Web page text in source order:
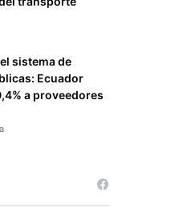
sistema de
Ecuador
a proveedores